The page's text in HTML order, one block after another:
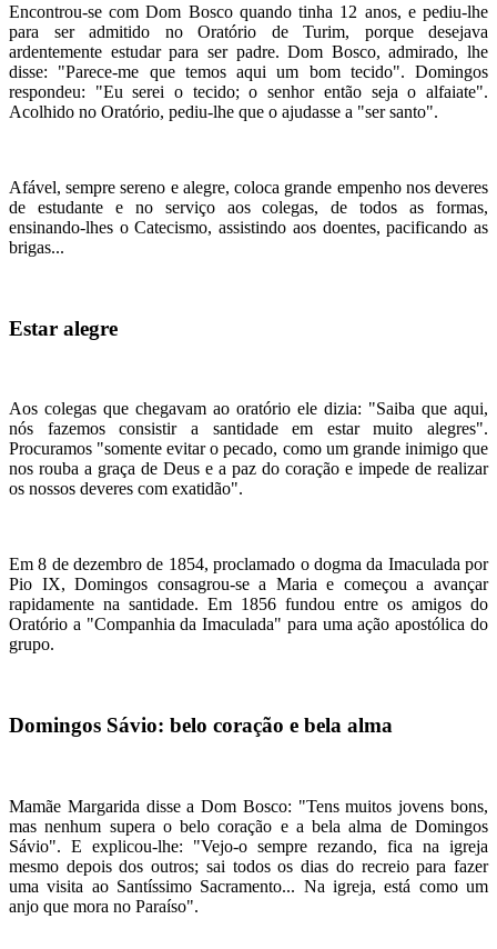
Encontrou-se com Dom Bosco quando tinha 12 anos, e pediu-lhe
para ser admitido no Oratório de Turim, porque desejava
ardentemente estudar para ser padre. Dom Bosco, admirado, lhe
disse: "Parece-me que temos aqui um bom tecido". Domingos
respondeu: "Eu serei o tecido; o senhor então seja o alfaiate".
Acolhido no Oratório, pediu-lhe que o ajudasse a "ser santo".
Afável, sempre sereno e alegre, coloca grande empenho nos deveres
de estudante e no serviço aos colegas, de todos as formas,
ensinando-lhes o Catecismo, assistindo aos doentes, pacificando as
brigas...
Estar alegre
Aos colegas que chegavam ao oratório ele dizia: "Saiba que aqui,
nós fazemos consistir a santidade em estar muito alegres".
Procuramos "somente evitar o pecado, como um grande inimigo que
nos rouba a graça de Deus e a paz do coração e impede de realizar
os nossos deveres com exatidão".
Em 8 de dezembro de 1854, proclamado o dogma da Imaculada por
Pio IX, Domingos consagrou-se a Maria e começou a avançar
rapidamente na santidade. Em 1856 fundou entre os amigos do
Oratório a "Companhia da Imaculada" para uma ação apostólica do
grupo.
Domingos Sávio: belo coração e bela alma
Mamãe Margarida disse a Dom Bosco: "Tens muitos jovens bons,
mas nenhum supera o belo coração e a bela alma de Domingos
Sávio". E explicou-lhe: "Vejo-o sempre rezando, fica na igreja
mesmo depois dos outros; sai todos os dias do recreio para fazer
uma visita ao Santíssimo Sacramento... Na igreja, está como um
anjo que mora no Paraíso".